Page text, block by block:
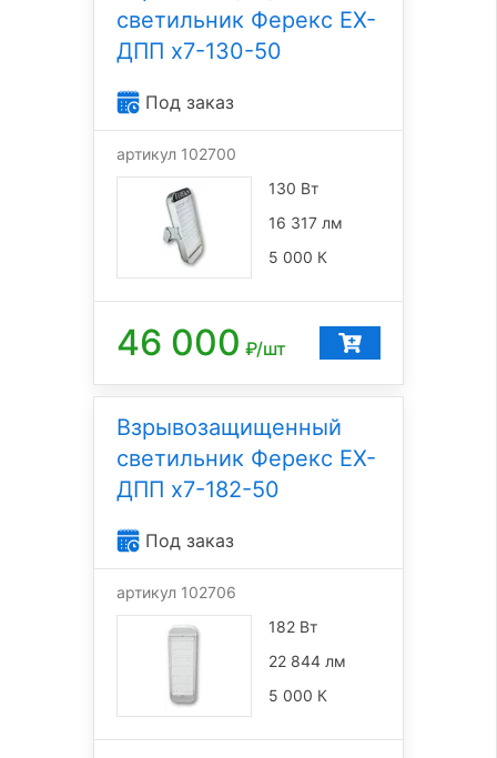
светильник Ферекс EX-
ДПП x7-130-50
Под заказ
артикул 102700
130 Вт
16 317 лм
5 000 К
46 000 ₽/шт
Взрывозащищенный
светильник Ферекс EX-
ДПП x7-182-50
Под заказ
артикул 102706
182 Вт
22 844 лм
5 000 К